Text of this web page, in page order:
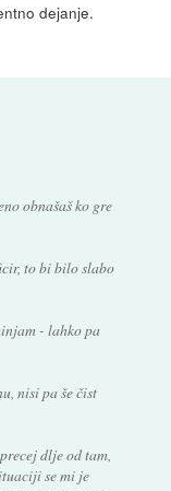
dejanje.
obnašaš ko gre
to bi bilo slabo
- lahko pa
nisi pa še čist
dlje od tam,
se mi je